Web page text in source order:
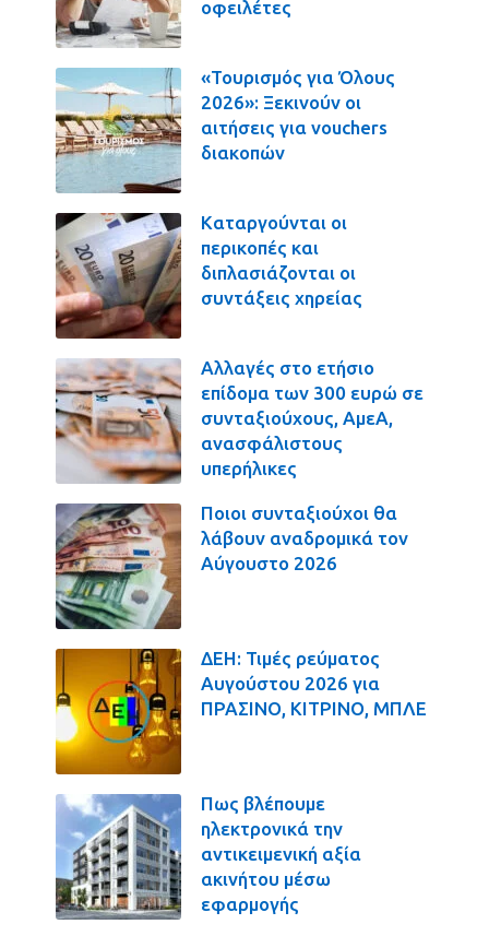
οφειλέτες
«Τουρισμός για Όλους
2026»: Ξεκινούν οι
αιτήσεις για vouchers
διακοπών
Καταργούνται οι
περικοπές και
διπλασιάζονται οι
συντάξεις χηρείας
Αλλαγές στο ετήσιο
επίδομα των 300 ευρώ σε
συνταξιούχους, ΑμεΑ,
ανασφάλιστους
υπερήλικες
Ποιοι συνταξιούχοι θα
λάβουν αναδρομικά τον
Αύγουστο 2026
ΔΕΗ: Τιμές ρεύματος
Αυγούστου 2026 για
ΠΡΑΣΙΝΟ, ΚΙΤΡΙΝΟ, ΜΠΛΕ
Πως βλέπουμε
ηλεκτρονικά την
αντικειμενική αξία
ακινήτου μέσω
εφαρμογής